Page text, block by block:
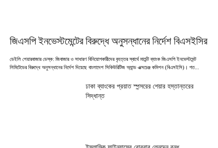
জিএসপি ইনভেস্টমেন্টের বিরুদ্ধে অনুসন্ধানের নির্দেশ বিএসইসির
ডেইলি শেয়ারবাজার ডেস্ক: জিবাজার ও সাধারণ বিনিয়োগকারীদের বৃহত্তর স্বার্থে মার্চেন্ট ব্যাংক জিএসপি ইনভেস্টমেন্ট
লিমিটেডের বিরুদ্ধে অনুসন্ধানের নির্দেশ দিয়েছে বাংলাদেশ সিকিউরিটিজ অ্যান্ড এক্সচেঞ্জ কমিশন (বিএসইসি)। গত...
ঢাকা ব্যাংকের প্রয়াত স্পন্সরের শেয়ার হস্তান্তরের
সিদ্ধান্ত